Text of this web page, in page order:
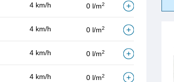
4 km/h 0 l/m2
4 km/h 0 l/m2
4 km/h 0 l/m2
4 km/h 0 l/m2